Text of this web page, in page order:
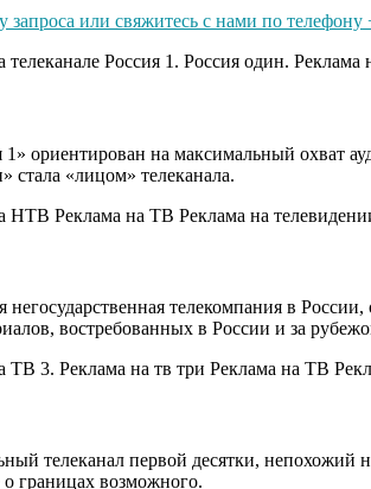
запроса или свяжитесь с нами по
1» ориентирован на максимальный охват
стала «лицом» телеканала.
телекомпания в
востребованных в России и за
телеканал первой десятки,
о границах возможного.